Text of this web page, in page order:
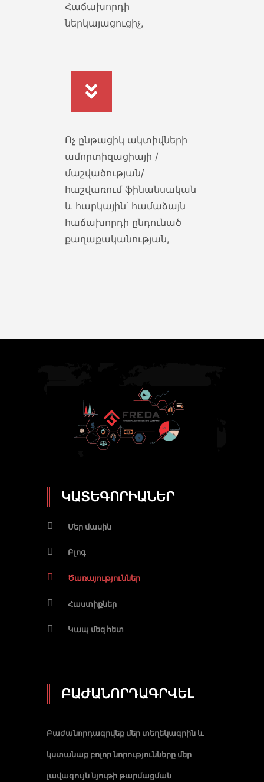
Հաճախորդի
ներկայացուցիչ,
Ոչ ընթացիկ ակտիվների
ամորտիզացիայի /
մաշվածության/
հաշվառում ֆինանսական
և հարկային՝ համաձայն
հաճախորդի ընդունած
քաղաքականության,
ԿԱՏԵԳՈՐԻԱՆԵՐ
Մեր մասին
Բլոգ
Ծառայություններ
Հաստիքներ
Կապ մեզ հետ
ԲԱԺԱՆՈՐԴԱԳՐՎԵԼ
Բաժանորդագրվեք մեր տեղեկագրին և
կստանաք բոլոր նորությունները մեր
լավագույն նյութի թարմացման